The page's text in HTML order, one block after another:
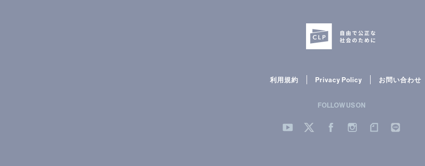
利用規約 Privacy Policy お問い合わせ
FOLLOW US ON